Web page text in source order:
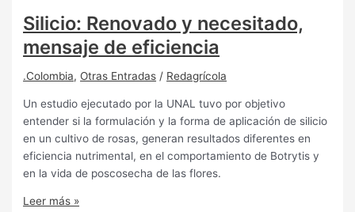
Silicio: Renovado y necesitado,
mensaje de eficiencia
.Colombia, Otras Entradas / Redagrícola
Un estudio ejecutado por la UNAL tuvo por objetivo
entender si la formulación y la forma de aplicación de silicio
en un cultivo de rosas, generan resultados diferentes en
eficiencia nutrimental, en el comportamiento de Botrytis y
en la vida de poscosecha de las flores.
Leer más »